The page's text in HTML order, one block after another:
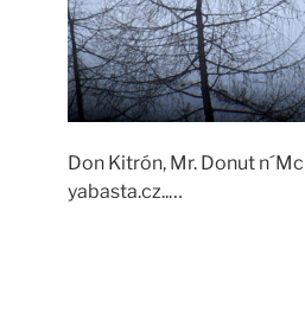
Don Kitrón, Mr. Donut
yabasta.cz..…